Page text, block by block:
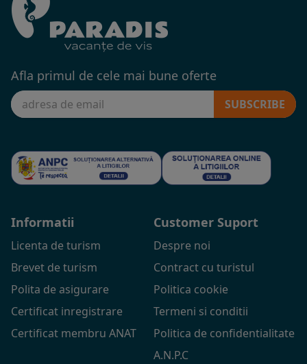
Afla primul de cele mai bune oferte
SUBSCRIBE
Informatii
Licenta de turism
Brevet de turism
Polita de asigurare
Certificat inregistrare
Certificat membru ANAT
Customer Suport
Despre noi
Contract cu turistul
Politica cookie
Termeni si conditii
Politica de confidentialitate
A.N.P.C